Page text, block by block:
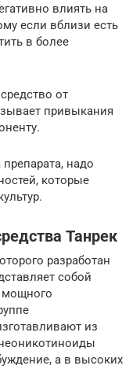
влиять на
если вблизи есть
в более
от
привыкания
надо
которые
Танрек
разработан
собой
мощного
из
а в высоких